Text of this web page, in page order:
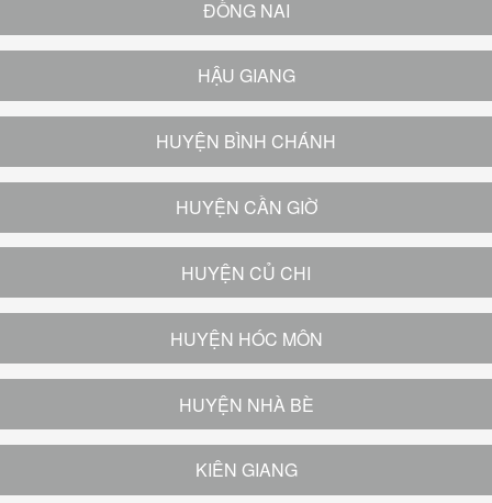
ĐỒNG NAI
HẬU GIANG
HUYỆN BÌNH CHÁNH
HUYỆN CẦN GIỜ
HUYỆN CỦ CHI
HUYỆN HÓC MÔN
HUYỆN NHÀ BÈ
KIÊN GIANG